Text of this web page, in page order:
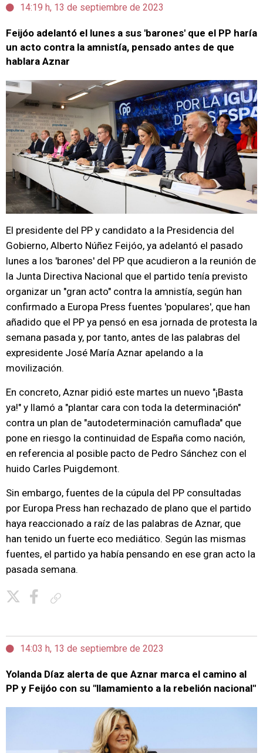
14:19 h, 13 de septiembre de 2023
Feijóo adelantó el lunes a sus 'barones' que el PP haría
un acto contra la amnistía, pensado antes de que
hablara Aznar
El presidente del PP y candidato a la Presidencia del
Gobierno, Alberto Núñez Feijóo, ya adelantó el pasado
lunes a los 'barones' del PP que acudieron a la reunión de
la Junta Directiva Nacional que el partido tenía previsto
organizar un "gran acto" contra la amnistía, según han
confirmado a Europa Press fuentes 'populares', que han
añadido que el PP ya pensó en esa jornada de protesta la
semana pasada y, por tanto, antes de las palabras del
expresidente José María Aznar apelando a la
movilización.
En concreto, Aznar pidió este martes un nuevo "¡Basta
ya!" y llamó a "plantar cara con toda la determinación"
contra un plan de "autodeterminación camuflada" que
pone en riesgo la continuidad de España como nación,
en referencia al posible pacto de Pedro Sánchez con el
huido Carles Puigdemont.
Sin embargo, fuentes de la cúpula del PP consultadas
por Europa Press han rechazado de plano que el partido
haya reaccionado a raíz de las palabras de Aznar, que
han tenido un fuerte eco mediático. Según las mismas
fuentes, el partido ya había pensando en ese gran acto la
pasada semana.
14:03 h, 13 de septiembre de 2023
Yolanda Díaz alerta de que Aznar marca el camino al
PP y Feijóo con su "llamamiento a la rebelión nacional"